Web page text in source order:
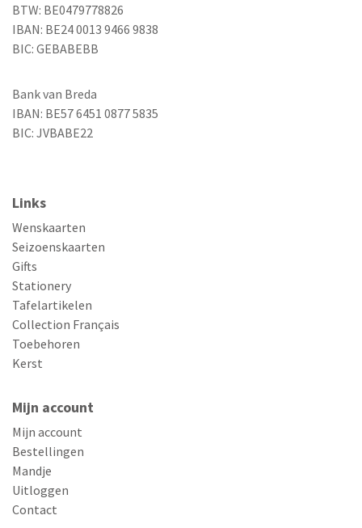
BTW: BE0479778826
IBAN: BE24 0013 9466 9838
BIC: GEBABEBB
Bank van Breda
IBAN: BE57 6451 0877 5835
BIC: JVBABE22
Links
Wenskaarten
Seizoenskaarten
Gifts
Stationery
Tafelartikelen
Collection Français
Toebehoren
Kerst
Mijn account
Mijn account
Bestellingen
Mandje
Uitloggen
Contact